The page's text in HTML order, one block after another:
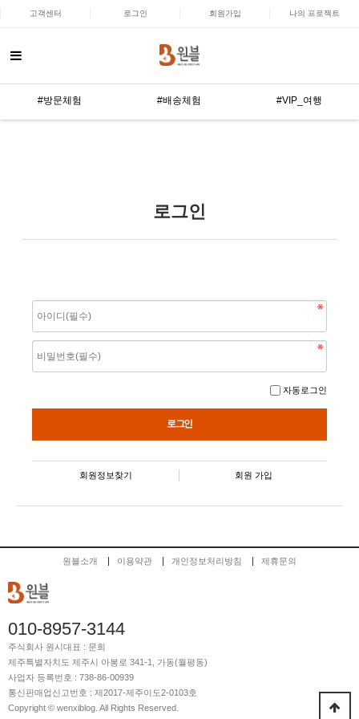
고객센터 로그인 회원가입 나의 프로젝트
#방문체험 #배송체험 #VIP_여행
로그인
자동로그인
회원정보찾기 회원 가입
원블소개 이용약관 개인정보처리방침 제휴문의
010-8957-3144
주식회사 원시대표 : 문희
제주특별자치도 제주시 아봉로 341-1, 가동(월평동)
사업자 등록번호 : 738-86-00939
통신판매업신고번호 : 제2017-제주이도2-0103호
Copyright © wenxiblog. All Rights Reserved.